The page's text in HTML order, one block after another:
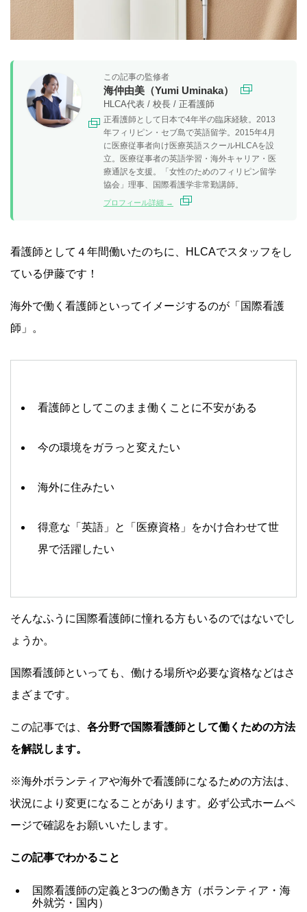
この記事の監修者
海仲由美（Yumi Uminaka）
HLCA代表 / 校長 / 正看護師
正看護師として日本で4年半の臨床経験。2013
年フィリピン・セブ島で英語留学。2015年4月
に医療従事者向け医療英語スクールHLCAを設
立。医療従事者の英語学習・海外キャリア・医
療通訳を支援。「女性のためのフィリピン留学
協会」理事、国際看護学非常勤講師。
プロフィール詳細 →
看護師として４年間働いたのちに、HLCAでスタッフをし
ている伊藤です！
海外で働く看護師といってイメージするのが「国際看護
師」。
看護師としてこのまま働くことに不安がある
今の環境をガラっと変えたい
海外に住みたい
得意な「英語」と「医療資格」をかけ合わせて世
界で活躍したい
そんなふうに国際看護師に憧れる方もいるのではないでし
ょうか。
国際看護師といっても、働ける場所や必要な資格などはさ
まざまです。
この記事では、 各分野で国際看護師として働くための方法
を解説します。
※海外ボランティアや海外で看護師になるための方法は、
状況により変更になることがあります。必ず公式ホームペ
ージで確認をお願いいたします。
この記事でわかること
国際看護師の定義と3つの働き方（ボランティア・海
外就労・国内）